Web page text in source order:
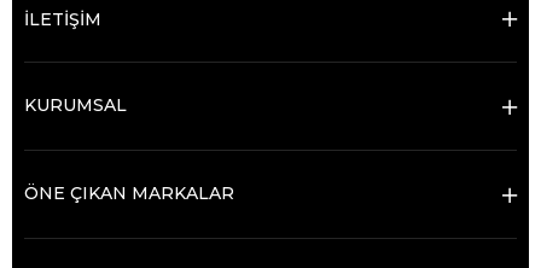
İLETİŞİM
KURUMSAL
ÖNE ÇIKAN MARKALAR